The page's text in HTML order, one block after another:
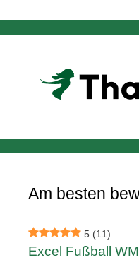
Am besten
5 (11)
Excel Fußball